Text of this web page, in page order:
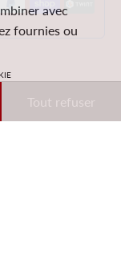
avec
fournies ou
à des
pouvez
Tout refuser